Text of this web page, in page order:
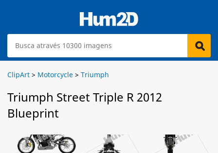
ClipArt > Motorcycle > Triumph
Triumph Street Triple R 2012
Blueprint